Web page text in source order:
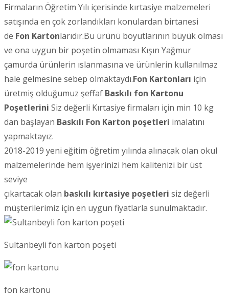
Firmaların Öğretim Yılı içerisinde kırtasiye malzemeleri
satışında en çok zorlandıkları konulardan birtanesi
de Fon Kartonlarıdır.Bu ürünü boyutlarının büyük olması
ve ona uygun bir poşetin olmaması Kışın Yağmur
çamurda ürünlerin ıslanmasına ve ürünlerin kullanılmaz
hale gelmesine sebep olmaktaydı.Fon Kartonları için
üretmiş olduğumuz şeffaf Baskılı fon Kartonu
Poşetlerini Siz değerli Kırtasiye firmaları için min 10 kg
dan başlayan Baskılı Fon Karton poşetleri imalatını
yapmaktayız.
2018-2019 yeni eğitim öğretim yılında alınacak olan okul
malzemelerinde hem işyerinizi hem kalitenizi bir üst
seviye
çıkartacak olan baskılı kırtasiye poşetleri siz değerli
müşterilerimiz için en uygun fiyatlarla sunulmaktadır.
Sultanbeyli fon karton poşeti
fon kartonu